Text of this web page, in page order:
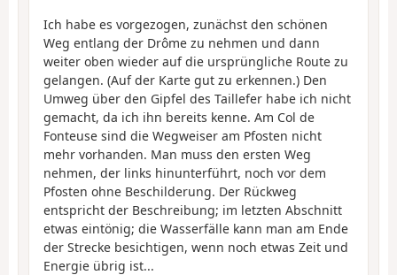
Ich habe es vorgezogen, zunächst den schönen
Weg entlang der Drôme zu nehmen und dann
weiter oben wieder auf die ursprüngliche Route zu
gelangen. (Auf der Karte gut zu erkennen.) Den
Umweg über den Gipfel des Taillefer habe ich nicht
gemacht, da ich ihn bereits kenne. Am Col de
Fonteuse sind die Wegweiser am Pfosten nicht
mehr vorhanden. Man muss den ersten Weg
nehmen, der links hinunterführt, noch vor dem
Pfosten ohne Beschilderung. Der Rückweg
entspricht der Beschreibung; im letzten Abschnitt
etwas eintönig; die Wasserfälle kann man am Ende
der Strecke besichtigen, wenn noch etwas Zeit und
Energie übrig ist...